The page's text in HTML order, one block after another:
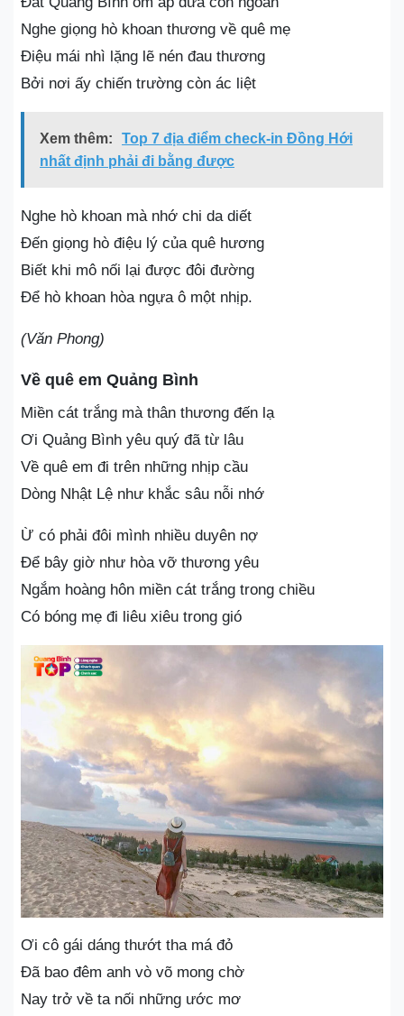
Nghe giọng hò khoan thương về quê mẹ
Điệu mái nhì lặng lẽ nén đau thương
Bởi nơi ấy chiến trường còn ác liệt
Xem thêm:
Top 7 địa điểm check-in Đồng Hới
nhất định phải đi bằng được
Nghe hò khoan mà nhớ chi da diết
Đến giọng hò điệu lý của quê hương
Biết khi mô nối lại được đôi đường
Để hò khoan hòa ngựa ô một nhịp.
(Văn Phong)
Về quê em Quảng Bình
Miền cát trắng mà thân thương đến lạ
Ơi Quảng Bình yêu quý đã từ lâu
Về quê em đi trên những nhịp cầu
Dòng Nhật Lệ như khắc sâu nỗi nhớ
Ừ có phải đôi mình nhiều duyên nợ
Để bây giờ như hòa vỡ thương yêu
Ngắm hoàng hôn miền cát trắng trong chiều
Có bóng mẹ đi liêu xiêu trong gió
Ơi cô gái dáng thướt tha má đỏ
Đã bao đêm anh vò võ mong chờ
Nay trở về ta nối những ước mơ